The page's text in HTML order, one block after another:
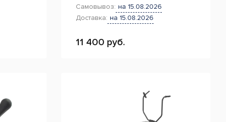
Самовывоз: на 15.08.2026
Доставка: на 15.08.2026
11 400 руб.